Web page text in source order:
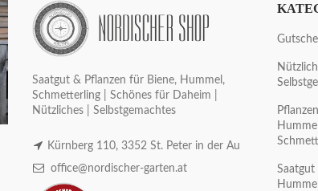
Saatgut & Pflanzen für Biene, Hummel,
Schmetterling | Schönes für Daheim |
Nützliches | Selbstgemachtes
Kürnberg 110, 3352 St. Peter in der Au
office@nordischer-garten.at
Saatgut